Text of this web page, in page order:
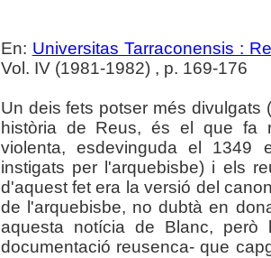
En: Universitas Tarraconensis :
Vol. IV (1981-1982) , p. 169-176
Un deis fets potser més
història de Reus, és el que fa
violenta, esdevinguda el 1349
instigats per l'arquebisbe) i els
d'aquest fet era la versió del
de l'arquebisbe, no dubtà en
aquesta notícia de Blanc,
documentació reusenca- que